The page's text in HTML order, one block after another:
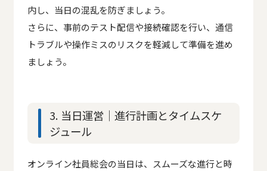
内し、当日の混乱を防ぎましょう。
さらに、事前のテスト配信や接続確認を行い、通信
トラブルや操作ミスのリスクを軽減して準備を進め
ましょう。
3. 当日運営｜進行計画とタイムスケ
ジュール
オンライン社員総会の当日は、スムーズな進行と時